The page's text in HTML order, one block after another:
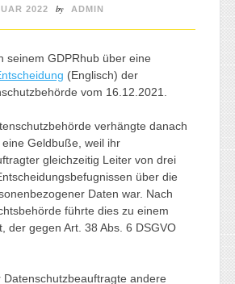
2022 by ADMIN
seinem GDPRhub über eine
(Englisch) der
vom 16.12.2021.
verhängte danach
Geldbuße, weil ihr
gleichzeitig Leiter von drei
über die
Daten war. Nach
führte dies zu einem
der gegen Art. 38 Abs. 6 DSGVO
Datenschutzbeauftragte andere